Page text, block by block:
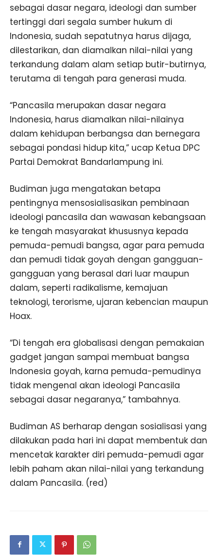
sebagai dasar negara, ideologi dan sumber
tertinggi dari segala sumber hukum di
Indonesia, sudah sepatutnya harus dijaga,
dilestarikan, dan diamalkan nilai-nilai yang
terkandung dalam alam setiap butir-butirnya,
terutama di tengah para generasi muda.
“Pancasila merupakan dasar negara
Indonesia, harus diamalkan nilai-nilainya
dalam kehidupan berbangsa dan bernegara
sebagai pondasi hidup kita,” ucap Ketua DPC
Partai Demokrat Bandarlampung ini.
Budiman juga mengatakan betapa
pentingnya mensosialisasikan pembinaan
ideologi pancasila dan wawasan kebangsaan
ke tengah masyarakat khususnya kepada
pemuda-pemudi bangsa, agar para pemuda
dan pemudi tidak goyah dengan gangguan-
gangguan yang berasal dari luar maupun
dalam, seperti radikalisme, kemajuan
teknologi, terorisme, ujaran kebencian maupun
Hoax.
“Di tengah era globalisasi dengan pemakaian
gadget jangan sampai membuat bangsa
Indonesia goyah, karna pemuda-pemudinya
tidak mengenal akan ideologi Pancasila
sebagai dasar negaranya,” tambahnya.
Budiman AS berharap dengan sosialisasi yang
dilakukan pada hari ini dapat membentuk dan
mencetak karakter diri pemuda-pemudi agar
lebih paham akan nilai-nilai yang terkandung
dalam Pancasila. (red)